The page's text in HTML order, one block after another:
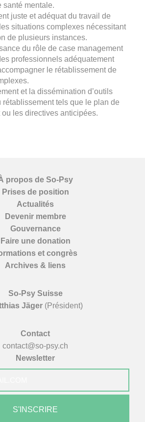
santé mentale.
juste et adéquat du travail de
situations complexes nécessitant
de plusieurs instances.
du rôle de case management
professionnels adéquatement
le rétablissement de
et la dissémination d’outils
rétablissement tels que le plan de
les directives anticipées.
propos de So-Psy
Prises de position
Actualités
Devenir membre
Gouvernance
Faire une donation
et congrès
Archives & liens
So-Psy Suisse
Jäger(Président)
Contact
contact@so-psy.ch
Newsletter
*